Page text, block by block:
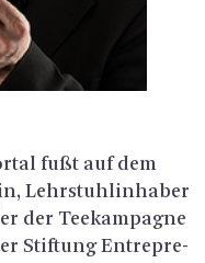
fußt auf dem
Lehr­stuhl­in­ha­ber
der Tee­kam­pa­gne
Stif­tung En­tre­pre­